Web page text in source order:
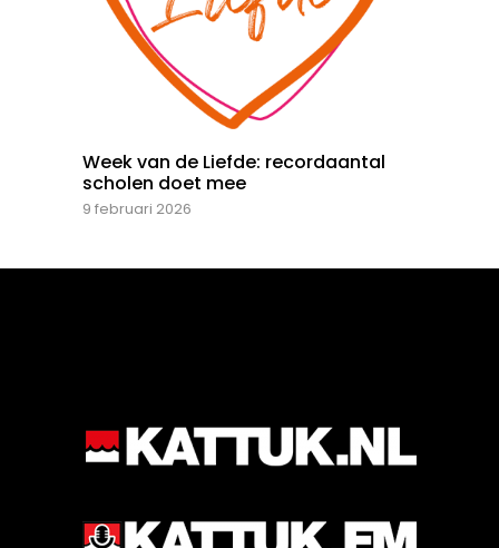
Week van de Liefde: recordaantal
scholen doet mee
9 februari 2026